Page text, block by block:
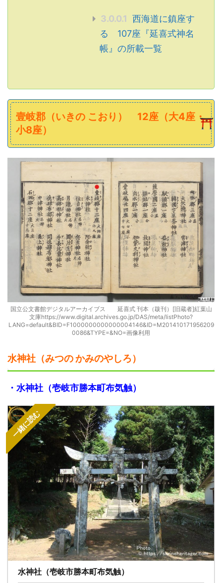
3.0.0.1
西海道に鎮座す
る 107座『延喜式神名
帳』の所載一覧
壹岐郡（いきの こおり） 12座（大4座・
小8座）
国立公文書館デジタルアーカイブス 延喜式 刊本（跋刊）[旧蔵者]紅葉山
文庫https://www.digital.archives.go.jp/DAS/meta/listPhoto?
LANG=default&BID=F1000000000000004146&ID=M201410171956209
0086&TYPE=&NO=画像利用
水神社（みつの かみのやしろ）
・水神社（壱岐市勝本町布気触）
一緒に読む
水神社（壱岐市勝本町布気触）